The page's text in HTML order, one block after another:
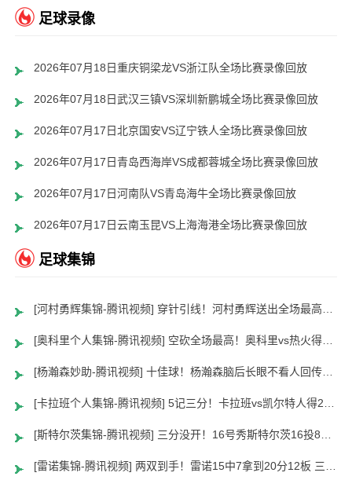
足球录像
2026年07月18日重庆铜梁龙VS浙江队全场比赛录像回放
2026年07月18日武汉三镇VS深圳新鹏城全场比赛录像回放
2026年07月17日北京国安VS辽宁铁人全场比赛录像回放
2026年07月17日青岛西海岸VS成都蓉城全场比赛录像回放
2026年07月17日河南队VS青岛海牛全场比赛录像回放
2026年07月17日云南玉昆VS上海海港全场比赛录像回放
足球集锦
[河村勇辉集锦-腾讯视频] 穿针引线！河村勇辉送出全场最高12助攻 8中2拿到5分5板
[奥科里个人集锦-腾讯视频] 空砍全场最高！奥科里vs热火得27分4板
[杨瀚森妙助-腾讯视频] 十佳球！杨瀚森脑后长眼不看人回传助队友暴扣
[卡拉班个人集锦-腾讯视频] 5记三分！卡拉班vs凯尔特人得21+8
[斯特尔茨集锦-腾讯视频] 三分没开！16号秀斯特尔茨16投8中&三分8中2得到22分2板6助
[雷诺集锦-腾讯视频] 两双到手！雷诺15中7拿到20分12板 三分5中2